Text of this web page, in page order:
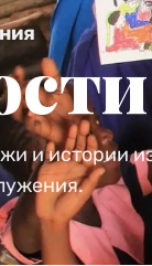
и истории